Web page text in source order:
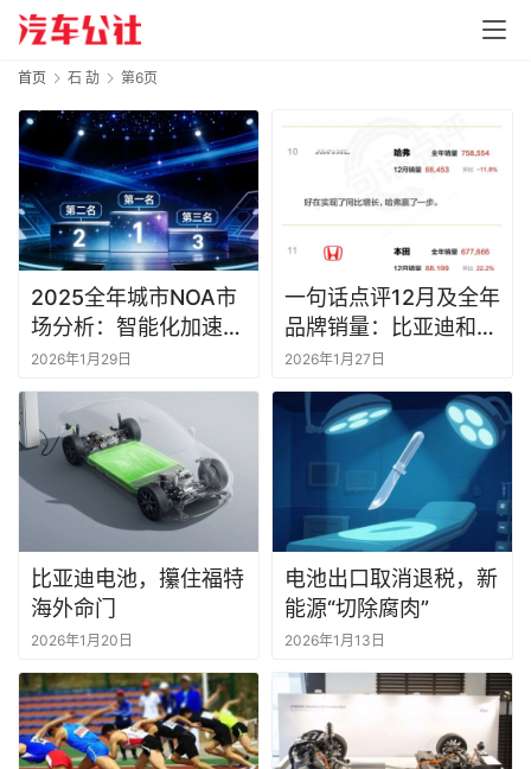
首页 石 劼 第6页
2025全年城市NOA市
场分析：智能化加速发
展超预期，一超多强格
局已成
2026年1月29日
一句话点评12月及全年
品牌销量：比亚迪和问
界，自主两大骄傲
2026年1月27日
比亚迪电池，攥住福特
海外命门
2026年1月20日
电池出口取消退税，新
能源“切除腐肉”
2026年1月13日